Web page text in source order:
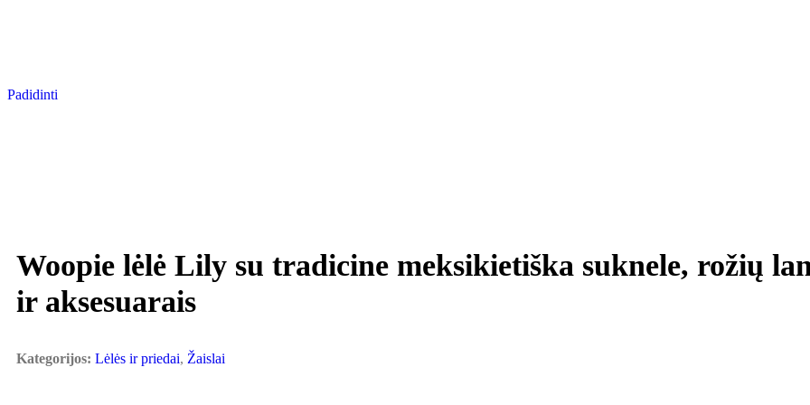
Padidinti
Woopie lėlė Lily su tradicine meksikietiška suknele, rožių
ir aksesuarais
Kategorijos: Lėlės ir priedai, Žaislai